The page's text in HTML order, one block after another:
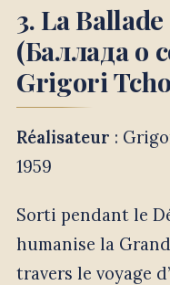
3. La
(Баллада о
Grigori
Réalisateur :
1959
Sorti pendant le
humanise la
travers le voyage